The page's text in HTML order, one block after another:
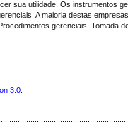
sua utilidade. Os instrumentos
A maioria destas
gerenciais. Tomada
3.0.